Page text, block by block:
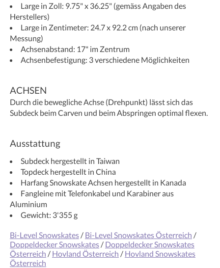
Large in Zoll: 9.75" x 36.25" (gemäss Angaben des
Herstellers)
Large in Zentimeter: 24.7 x 92.2 cm (nach unserer
Messung)
Achsenabstand: 17" im Zentrum
Achsenbefestigung: 3 verschiedene Möglichkeiten
ACHSEN
Durch die bewegliche Achse (Drehpunkt) lässt sich das
Subdeck beim Carven und beim Abspringen optimal flexen.
Ausstattung
Subdeck hergestellt in Taiwan
Topdeck hergestellt in China
Harfang Snowskate Achsen hergestellt in Kanada
Fangleine mit Telefonkabel und Karabiner aus
Aluminium
Gewicht: 3'355 g
Bi-Level Snowskates/ Bi-Level Snowskates Österreich /
Doppeldecker Snowskates/ Doppeldecker Snowskates
Österreich / Hovland Österreich / Hovland Snowskates
Österreich